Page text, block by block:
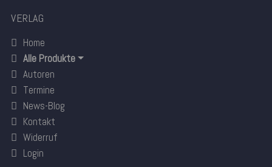
VERLAG
Home
Alle Produkte
Autoren
Termine
News-Blog
Kontakt
Widerruf
Login